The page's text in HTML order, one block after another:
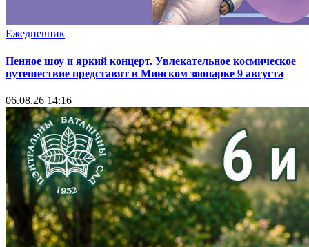
Ежедневник
Пенное шоу и яркий концерт. Увлекательное космическое
путешествие представят в Минском зоопарке 9 августа
06.08.26 14:16